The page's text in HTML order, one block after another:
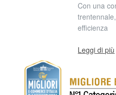
Con una
efficienza
Leggi di più